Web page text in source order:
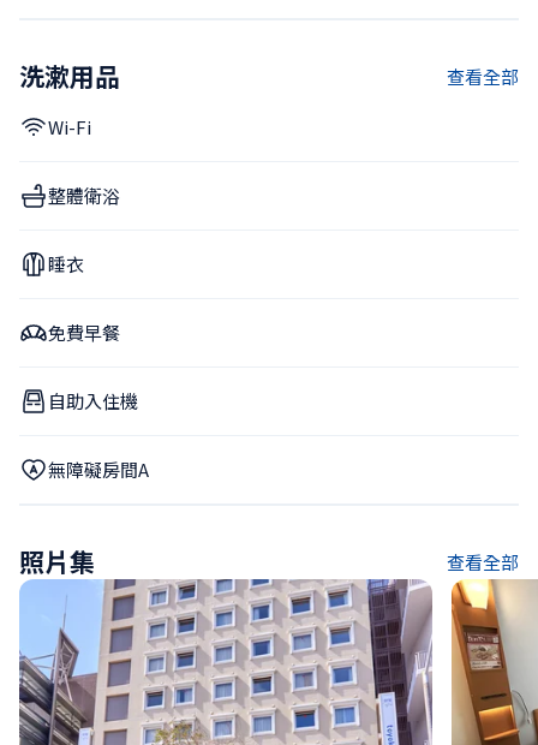
洗漱用品 查看全部
Wi-Fi
整體衛浴
睡衣
免費早餐
自助入住機
無障礙房間A
照片集 查看全部